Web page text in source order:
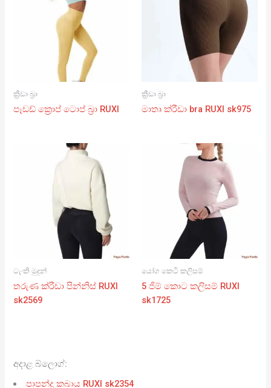
ක්‍රීඩා බ්‍රා
පෑඩඩ් ක්‍රොප් ටොප් බ්‍රා RUXI
ක්‍රීඩා බ්‍රා
මාතෘ ක්රීඩා bra RUXI sk975
ටැංකි මුදුන්
තරුණ ක්රීඩා පින්නිස් RUXI
sk2569
යෝග කෙටි කලිසම්
5 ජිම් කොට කලිසම් RUXI
sk1725
අදාළ බ්ලොග්:
පාපන්දු කබාය RUXI sk2354